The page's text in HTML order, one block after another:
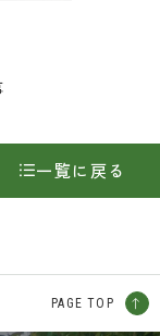
一覧に戻る
PAGE TOP